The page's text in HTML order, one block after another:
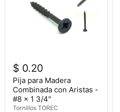
$ 0.20
Pija para Madera
Combinada con Aristas -
#8 x 1 3/4"
Tornillos TOREC